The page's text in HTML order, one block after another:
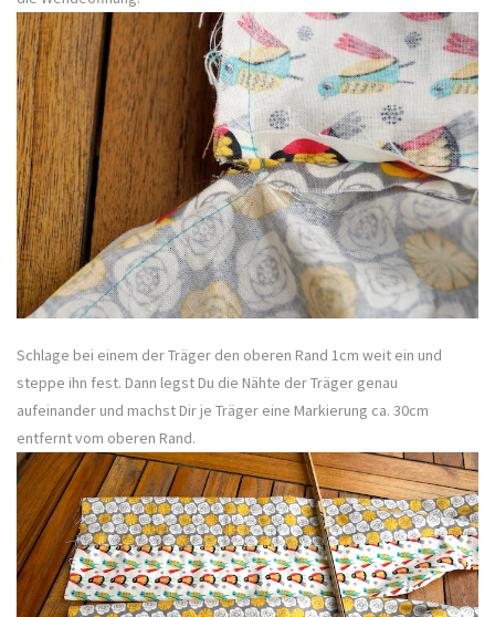
Schlage bei einem der Träger den oberen Rand 1cm weit ein und
steppe ihn fest. Dann legst Du die Nähte der Träger genau
aufeinander und machst Dir je Träger eine Markierung ca. 30cm
entfernt vom oberen Rand.